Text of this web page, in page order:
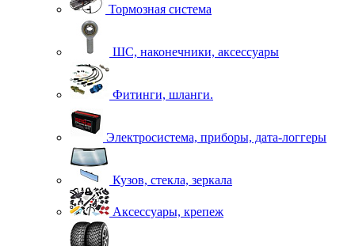
Тормозная система
ШС, наконечники, аксессуары
Фитинги, шланги.
Электросистема, приборы, дата-логгеры
Кузов, стекла, зеркала
Аксессуары, крепеж